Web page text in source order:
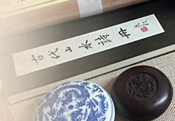
欢迎来到刘丽颖文艺网官网！！